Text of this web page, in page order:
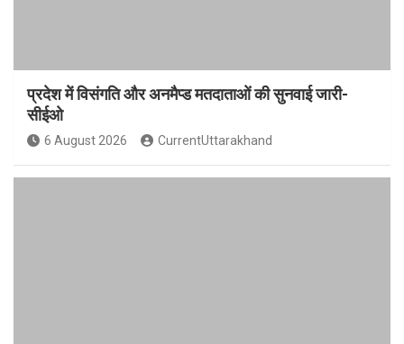
प्रदेश में विसंगति और अनमैप्ड मतदाताओं की सुनवाई जारी-
सीईओ
6 August 2026 CurrentUttarakhand